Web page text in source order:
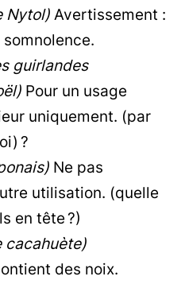
Nytol) Avertissement :
guirlandes
Pour un usage
uniquement. (par
?
Ne pas
utilisation. (quelle
en tête ?)
cacahuète)
des noix.